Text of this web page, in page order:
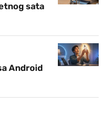
sata
Android